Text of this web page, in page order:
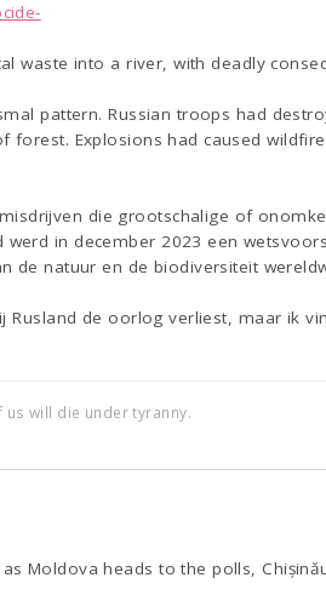
waste into a river, with deadly
pattern. Russian troops had
Explosions had caused
die grootschalige of
in december 2023 een
de natuur en de biodiversiteit
de oorlog verliest, maar ik
will die under tyranny.
Moldova heads to the polls,